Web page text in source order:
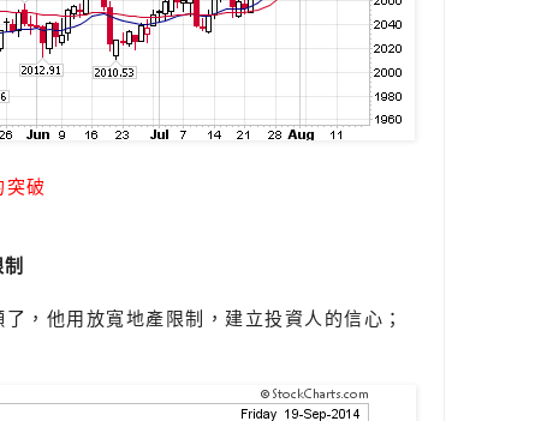
突破
，他用放寬地產限制，建立投資人的信心；